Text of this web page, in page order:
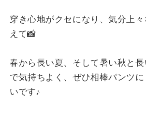
穿き心地がクセになり、気分上
えて📸
春から長い夏、そして暑い秋と
で気持ちよく、ぜひ相棒パンツ
いです♪